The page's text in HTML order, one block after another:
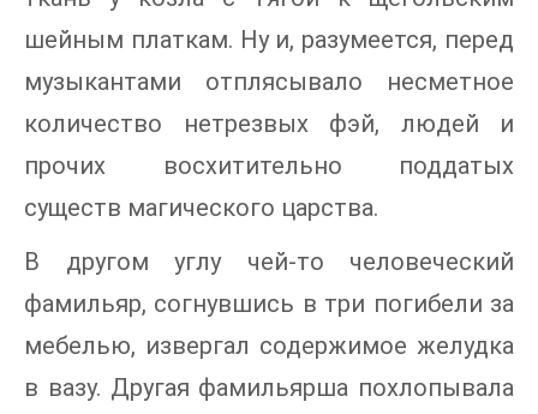
шейным платкам. Ну и, разумеется, перед
музыкантами отплясывало несметное
количество нетрезвых фэй, людей и
прочих восхитительно поддатых
существ магического царства.
В другом углу чей-то человеческий
фамильяр, согнувшись в три погибели за
мебелью, извергал содержимое желудка
в вазу. Другая фамильярша похлопывала